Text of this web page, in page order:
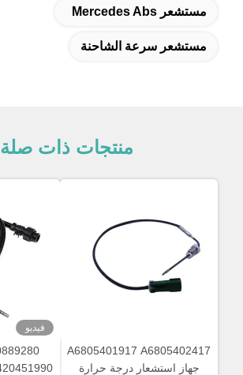
مستشعر Mercedes Abs
مستشعر سرعة الشاحنة
منتجات ذات صلة
A6805401917 A6805402417
جهاز استشعار درجة حرارة
فيديو